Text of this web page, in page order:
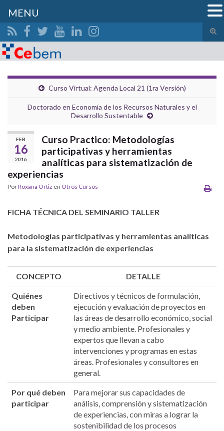
el
Search for:
Curso Virtual: Agenda Local 21 (1ra Versión)
Doctorado en Economía de los Recursos Naturales y el
Desarrollo Sustentable
FEB
16
2016
Curso Practico: Metodologías
participativas y herramientas
analíticas para sistematización de
experiencias
PorRoxana Ortiz en Otros Cursos
FICHA TÉCNICA DEL SEMINARIO TALLER
Metodologías participativas y herramientas analíticas
para la sistematización de experiencias
CONCEPTO DETALLE
Quiénes
deben
Participar
Directivos y técnicos de formulación,
ejecución y evaluación de proyectos en
las áreas de desarrollo económico, social
y medio ambiente. Profesionales y
expertos que llevan a cabo
intervenciones y programas en estas
áreas. Profesionales y consultores en
general.
Por qué deben
participar
Para mejorar sus capacidades de
análisis, comprensión y sistematización
de experiencias, con miras a lograr la
sostenibilidad de los procesos
MENU